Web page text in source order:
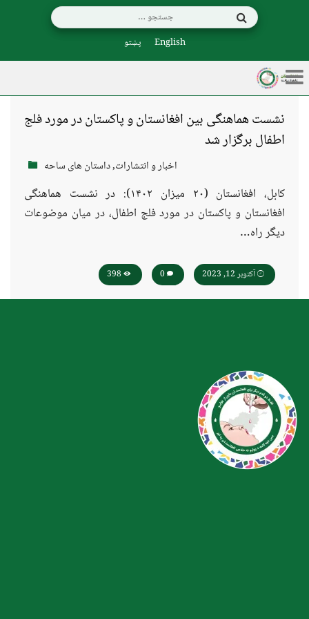
English پښتو
نشست هماهنگی بین افغانستان و پاکستان در مورد فلج
اطفال برگزار شد
اخبار و انتشارات,داستان های ساحه
کابل، افغانستان (۲۰ میزان ۱۴۰۲): در نشست هماهنگی
افغانستان و پاکستان در مورد فلج اطفال، در میان موضوعات
دیگر راه…
آکتوبر 12, 2023